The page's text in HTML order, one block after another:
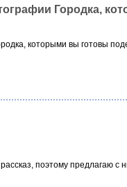
Городка,
которыми вы готовы
поэтому предлагаю